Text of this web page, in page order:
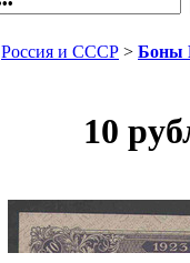
Россия и СССР > Боны
10